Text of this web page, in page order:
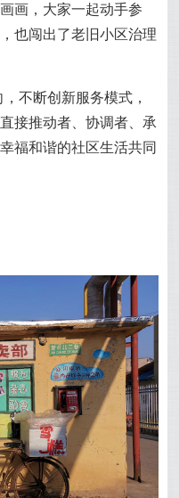
画，大家一起动手参
也闯出了老旧小区治理
不断创新服务模式，
接推动者、协调者、承
福和谐的社区生活共同